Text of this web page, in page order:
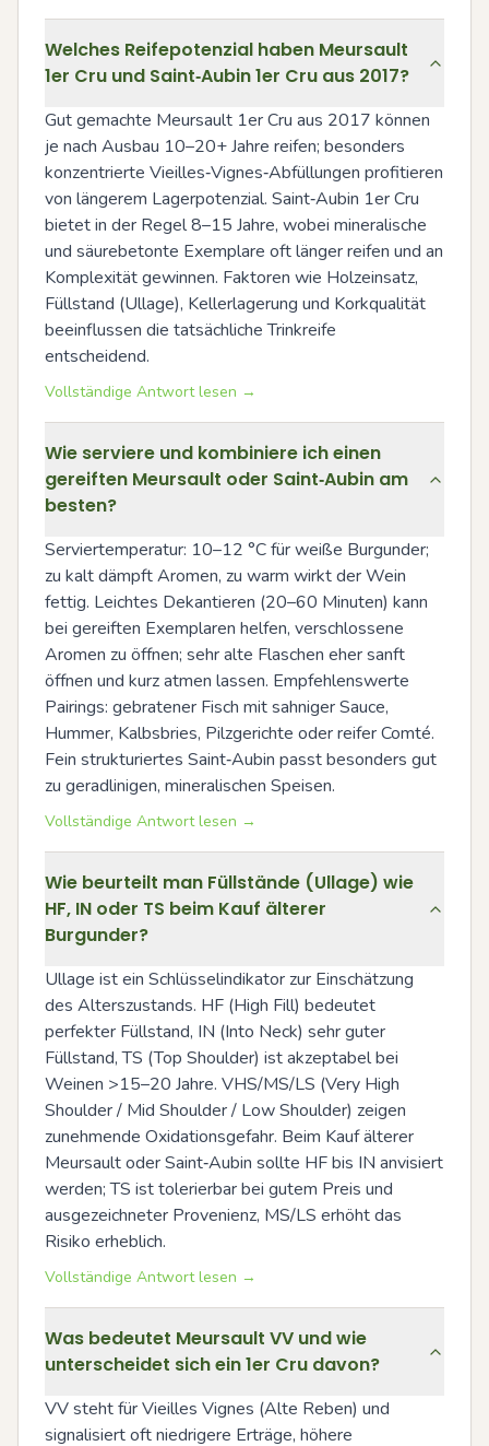
Welches Reifepotenzial haben Meursault
1er Cru und Saint‑Aubin 1er Cru aus 2017?
Gut gemachte Meursault 1er Cru aus 2017 können
je nach Ausbau 10–20+ Jahre reifen; besonders
konzentrierte Vieilles‑Vignes‑Abfüllungen profitieren
von längerem Lagerpotenzial. Saint‑Aubin 1er Cru
bietet in der Regel 8–15 Jahre, wobei mineralische
und säurebetonte Exemplare oft länger reifen und an
Komplexität gewinnen. Faktoren wie Holzeinsatz,
Füllstand (Ullage), Kellerlagerung und Korkqualität
beeinflussen die tatsächliche Trinkreife
entscheidend.
Vollständige Antwort lesen →
Wie serviere und kombiniere ich einen
gereiften Meursault oder Saint‑Aubin am
besten?
Serviertemperatur: 10–12 °C für weiße Burgunder;
zu kalt dämpft Aromen, zu warm wirkt der Wein
fettig. Leichtes Dekantieren (20–60 Minuten) kann
bei gereiften Exemplaren helfen, verschlossene
Aromen zu öffnen; sehr alte Flaschen eher sanft
öffnen und kurz atmen lassen. Empfehlenswerte
Pairings: gebratener Fisch mit sahniger Sauce,
Hummer, Kalbsbries, Pilzgerichte oder reifer Comté.
Fein strukturiertes Saint‑Aubin passt besonders gut
zu geradlinigen, mineralischen Speisen.
Vollständige Antwort lesen →
Wie beurteilt man Füllstände (Ullage) wie
HF, IN oder TS beim Kauf älterer
Burgunder?
Ullage ist ein Schlüsselindikator zur Einschätzung
des Alterszustands. HF (High Fill) bedeutet
perfekter Füllstand, IN (Into Neck) sehr guter
Füllstand, TS (Top Shoulder) ist akzeptabel bei
Weinen >15–20 Jahre. VHS/MS/LS (Very High
Shoulder / Mid Shoulder / Low Shoulder) zeigen
zunehmende Oxidationsgefahr. Beim Kauf älterer
Meursault oder Saint‑Aubin sollte HF bis IN anvisiert
werden; TS ist tolerierbar bei gutem Preis und
ausgezeichneter Provenienz, MS/LS erhöht das
Risiko erheblich.
Vollständige Antwort lesen →
Was bedeutet Meursault VV und wie
unterscheidet sich ein 1er Cru davon?
VV steht für Vieilles Vignes (Alte Reben) und
signalisiert oft niedrigere Erträge, höhere